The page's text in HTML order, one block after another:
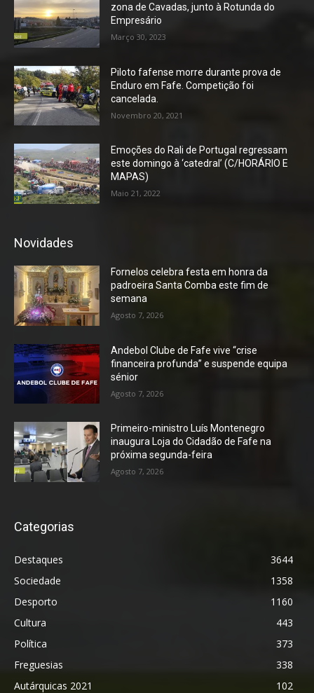
zona de Cavadas, junto à Rotunda do
Empresário
Março 30, 2023
Piloto fafense morre durante prova de
Enduro em Fafe. Competição foi
cancelada.
Novembro 20, 2021
Emoções do Rali de Portugal regressam
este domingo à ‘catedral’ (C/HORÁRIO E
MAPAS)
Maio 21, 2022
Novidades
Fornelos celebra festa em honra da
padroeira Santa Comba este fim de
semana
Agosto 7, 2026
Andebol Clube de Fafe vive “crise
financeira profunda” e suspende equipa
sénior
Agosto 7, 2026
Primeiro-ministro Luís Montenegro
inaugura Loja do Cidadão de Fafe na
próxima segunda-feira
Agosto 7, 2026
Categorias
Destaques
3644
Sociedade
1358
Desporto
1160
Cultura
443
Política
373
Freguesias
338
Autárquicas 2021
102